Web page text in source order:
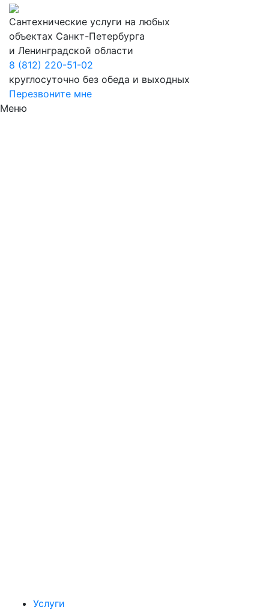
Сантехнические услуги на любых
объектах Санкт-Петербурга
и Ленинградской области
8 (812) 220-51-02
круглосуточно без обеда и выходных
Перезвоните мне
Меню
Услуги